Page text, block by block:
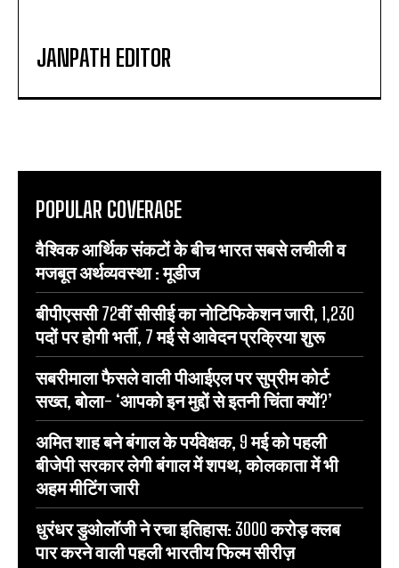
JANPATH EDITOR
POPULAR COVERAGE
वैश्विक आर्थिक संकटों के बीच भारत सबसे लचीली व
मजबूत अर्थव्यवस्था : मूडीज
बीपीएससी 72वीं सीसीई का नोटिफिकेशन जारी, 1,230
पदों पर होगी भर्ती, 7 मई से आवेदन प्रक्रिया शुरू
सबरीमाला फैसले वाली पीआईएल पर सुप्रीम कोर्ट
सख्त, बोला- ‘आपको इन मुद्दों से इतनी चिंता क्यों?’
अमित शाह बने बंगाल के पर्यवेक्षक, 9 मई को पहली
बीजेपी सरकार लेगी बंगाल में शपथ, कोलकाता में भी
अहम मीटिंग जारी
धुरंधर डुओलॉजी ने रचा इतिहास: 3000 करोड़ क्लब
पार करने वाली पहली भारतीय फिल्म सीरीज़